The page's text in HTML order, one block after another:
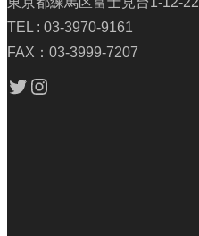
TEL : 03-3970-9161
FAX：03-3999-7207
Twitter Instagram